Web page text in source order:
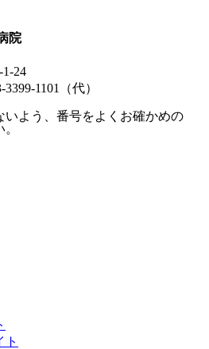
院
24
3399-1101 （代）
よう、番号をよくお確かめの
ト